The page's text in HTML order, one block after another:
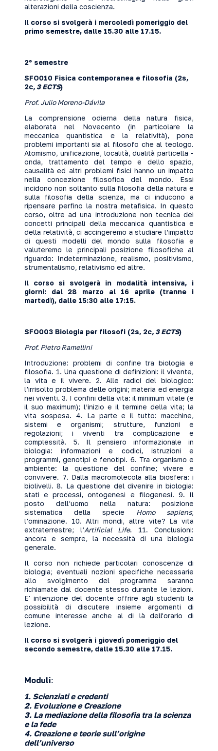
alterazioni della coscienza.
Il corso si svolgerà i mercoledì pomeriggio del
primo semestre, dalle 15.30 alle 17.15.
2º semestre
SFO010 Fisica contemporanea e filosofia (2s,
2c, 3 ECTS)
Prof. Julio Moreno-Dávila
La comprensione odierna della natura fisica,
elaborata nel Novecento (in particolare la
meccanica quantistica e la relatività), pone
problemi importanti sia al filosofo che al teologo.
Atomismo, unificazione, località, dualità particella -
onda, trattamento del tempo e dello spazio,
causalità ed altri problemi fisici hanno un impatto
nella concezione filosofica del mondo. Essi
incidono non soltanto sulla filosofia della natura e
sulla filosofia della scienza, ma ci inducono a
ripensare perfino la nostra metafisica. In questo
corso, oltre ad una introduzione non tecnica dei
concetti principali della meccanica quantistica e
della relatività, ci accingeremo a studiare l’impatto
di questi modelli del mondo sulla filosofia e
valuteremo le principali posizione filosofiche al
riguardo: Indeterminazione, realismo, positivismo,
strumentalismo, relativismo ed altre.
Il corso si svolgerà in modalità intensiva, i
giorni: dal 28 marzo al 16 aprile (tranne i
martedì), dalle 15:30 alle 17:15.
SFO003 Biologia per filosofi (2s, 2c, 3 ECTS)
Prof. Pietro Ramellini
Introduzione: problemi di confine tra biologia e
filosofia. 1. Una questione di definizioni: il vivente,
la vita e il vivere. 2. Alle radici del biologico:
l’irrisolto problema delle origini; materia ed energia
nei viventi. 3. I confini della vita: il minimum vitale (e
il suo maximum); l’inizio e il termine della vita; la
vita sospesa. 4. La parte e il tutto: macchine,
sistemi e organismi; strutture, funzioni e
regolazioni; i viventi tra complicazione e
complessità. 5. Il pensiero informazionale in
biologia: informazioni e codici, istruzioni e
programmi, genotipi e fenotipi. 6. Tra organismo e
ambiente: la questione del confine; vivere e
convivere. 7. Dalla macromolecola alla biosfera: i
biolivelli. 8. La questione del divenire in biologia:
stati e processi, ontogenesi e filogenesi. 9. Il
posto dell’uomo nella natura: posizione
sistematica della specie Homo sapiens;
l’ominazione. 10. Altri mondi, altre vite? La vita
extraterrestre; l’Artificial Life. 11. Conclusioni:
ancora e sempre, la necessità di una biologia
generale.
Il corso non richiede particolari conoscenze di
biologia; eventuali nozioni specifiche necessarie
allo svolgimento del programma saranno
richiamate dal docente stesso durante le lezioni.
E' intenzione del docente offrire agli studenti la
possibilità di discutere insieme argomenti di
comune interesse anche al di là dell'orario di
lezione.
Il corso si svolgerà i giovedì pomeriggio del
secondo semestre, dalle 15.30 alle 17.15.
Moduli:
1. Scienziati e credenti
2. Evoluzione e Creazione
3. La mediazione della filosofia tra la scienza
e la fede
4. Creazione e teorie sull’origine
dell’universo